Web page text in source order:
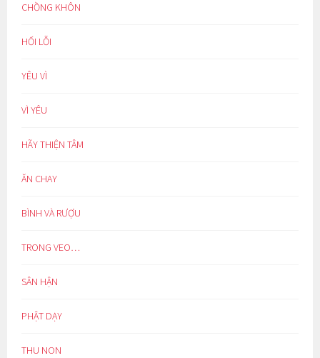
CHỒNG KHÔN
HỐI LỖI
YÊU VÌ
VÌ YÊU
HÃY THIỆN TÂM
ĂN CHAY
BÌNH VÀ RƯỢU
TRONG VEO…
SÂN HẬN
PHẬT DẠY
THU NON